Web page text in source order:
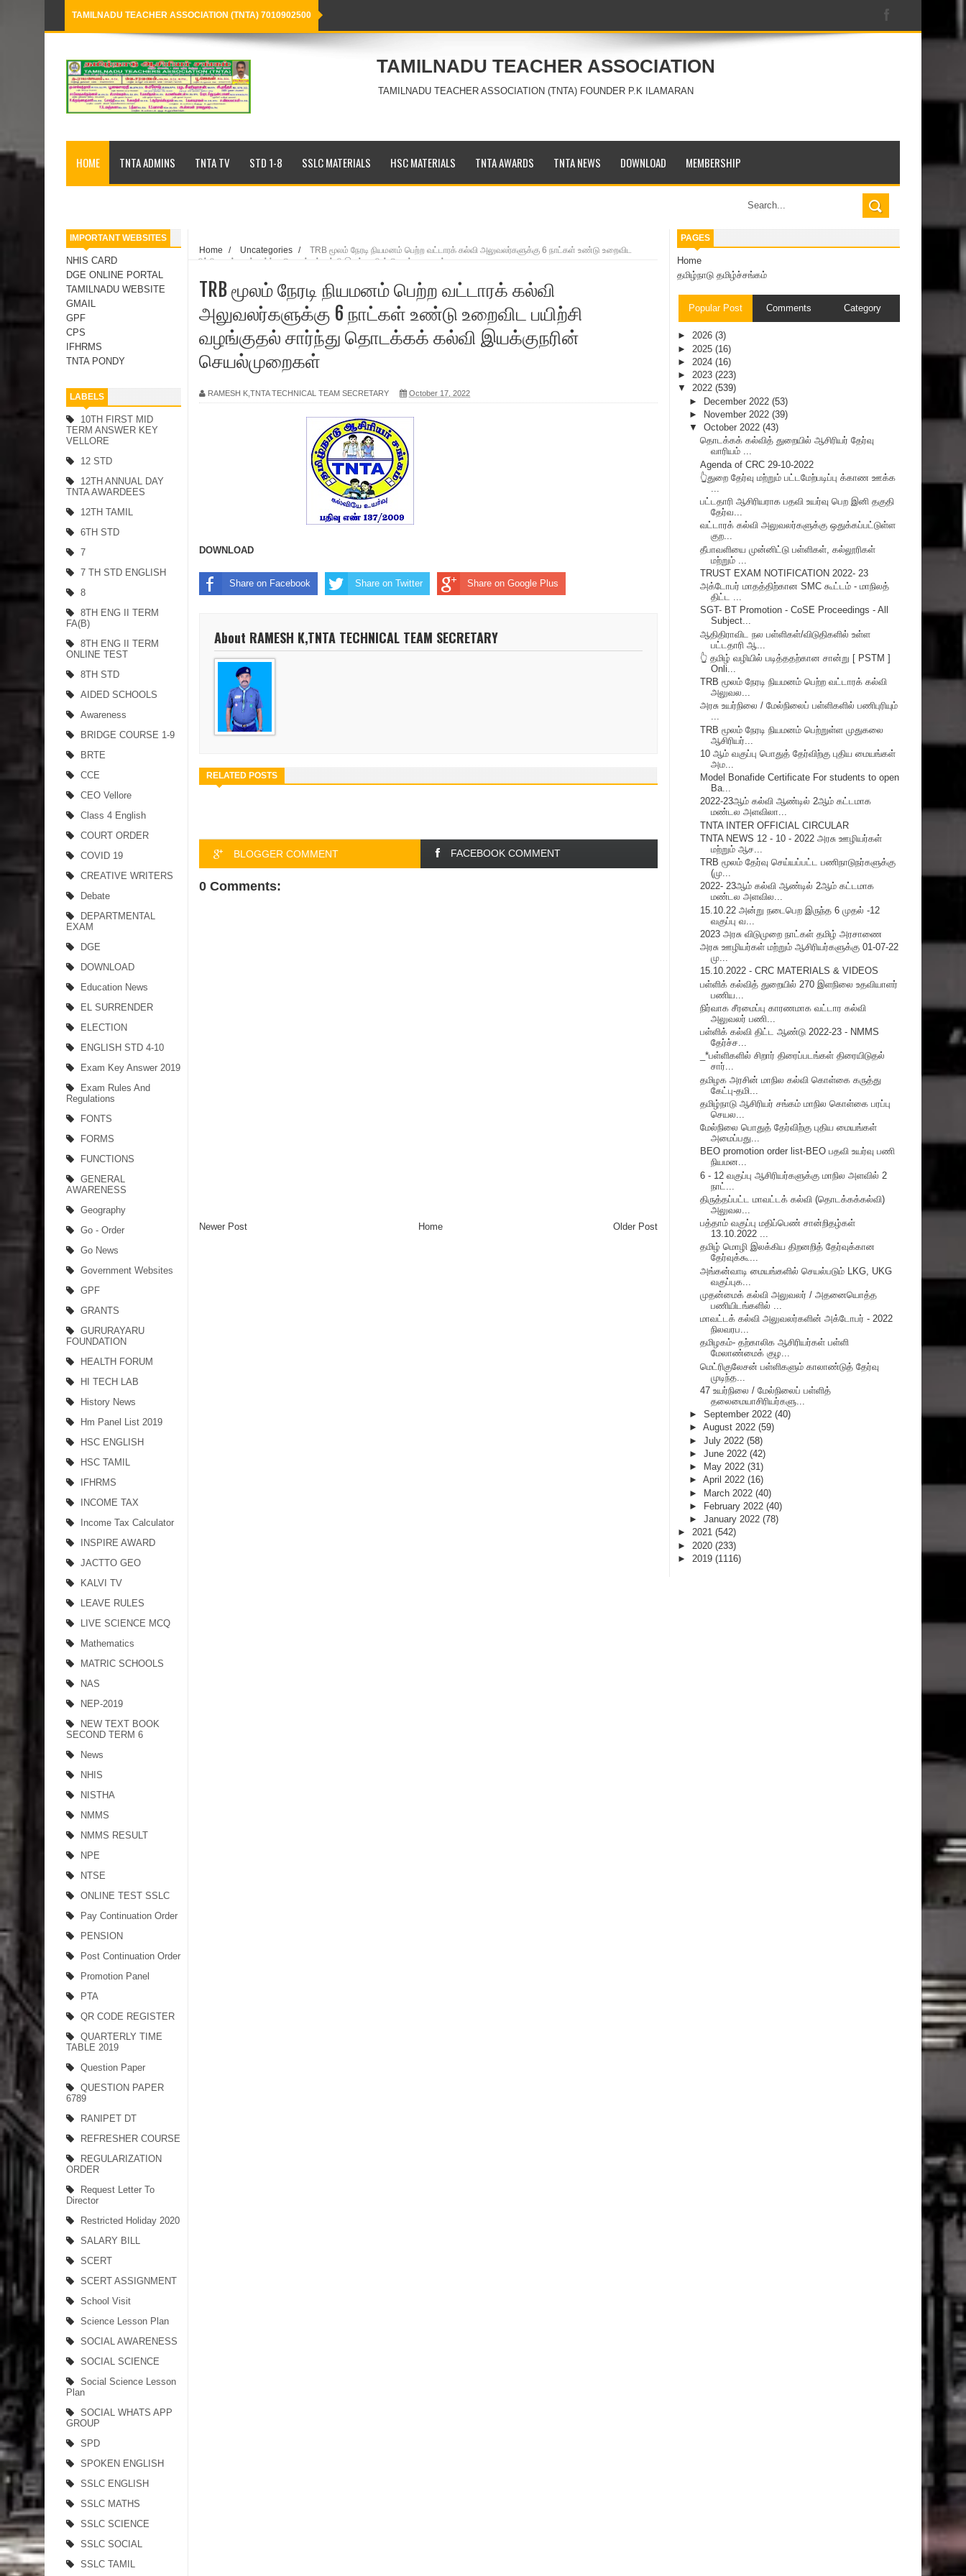
TAMILNADU TEACHER ASSOCIATION (TNTA) 7010902500
Loading...
TAMILNADU TEACHER ASSOCIATION
TAMILNADU TEACHER ASSOCIATION (TNTA) FOUNDER P.K ILAMARAN
HOME TNTA ADMINS TNTA TV STD 1-8 SSLC MATERIALS HSC MATERIALS TNTA AWARDS TNTA NEWS DOWNLOAD MEMBERSHIP
IMPORTANT WEBSITES
NHIS CARD
DGE ONLINE PORTAL
TAMILNADU WEBSITE
GMAIL
GPF
CPS
IFHRMS
TNTA PONDY
LABELS
10TH FIRST MID
TERM ANSWER KEY
VELLORE
12 STD
12TH ANNUAL DAY
TNTA AWARDEES
12TH TAMIL
6TH STD
7
7 TH STD ENGLISH
8
8TH ENG II TERM
FA(B)
8TH ENG II TERM
ONLINE TEST
8TH STD
AIDED SCHOOLS
Awareness
BRIDGE COURSE 1-9
BRTE
CCE
CEO Vellore
Class 4 English
COURT ORDER
COVID 19
CREATIVE WRITERS
Debate
DEPARTMENTAL
EXAM
DGE
DOWNLOAD
Education News
EL SURRENDER
ELECTION
ENGLISH STD 4-10
Exam Key Answer 2019
Exam Rules And
Regulations
FONTS
FORMS
FUNCTIONS
GENERAL
AWARENESS
Geography
Go - Order
Go News
Government Websites
GPF
GRANTS
GURURAYARU
FOUNDATION
HEALTH FORUM
HI TECH LAB
History News
Hm Panel List 2019
HSC ENGLISH
HSC TAMIL
IFHRMS
INCOME TAX
Income Tax Calculator
INSPIRE AWARD
JACTTO GEO
KALVI TV
LEAVE RULES
LIVE SCIENCE MCQ
Mathematics
MATRIC SCHOOLS
NAS
NEP-2019
NEW TEXT BOOK
SECOND TERM 6
News
NHIS
NISTHA
NMMS
NMMS RESULT
NPE
NTSE
ONLINE TEST SSLC
Pay Continuation Order
PENSION
Post Continuation Order
Promotion Panel
PTA
QR CODE REGISTER
QUARTERLY TIME
TABLE 2019
Question Paper
QUESTION PAPER
6789
RANIPET DT
REFRESHER COURSE
REGULARIZATION
ORDER
Request Letter To
Director
Restricted Holiday 2020
SALARY BILL
SCERT
SCERT ASSIGNMENT
School Visit
Science Lesson Plan
SOCIAL AWARENESS
SOCIAL SCIENCE
Social Science Lesson
Plan
SOCIAL WHATS APP
GROUP
SPD
SPOKEN ENGLISH
SSLC ENGLISH
SSLC MATHS
SSLC SCIENCE
SSLC SOCIAL
SSLC TAMIL
Home / Uncategories /
TRB மூலம் நேரடி நியமனம் பெற்ற வட்டாரக் கல்வி அலுவலர்களுக்கு 6 நாட்கள் உண்டு உறைவிட
பயிற்சி வழங்குதல் சார்ந்து தொடக்கக் கல்வி இயக்குநரின் செயல்முறைகள்
TRB மூலம் நேரடி நியமனம் பெற்ற வட்டாரக் கல்வி
அலுவலர்களுக்கு 6 நாட்கள் உண்டு உறைவிட பயிற்சி
வழங்குதல் சார்ந்து தொடக்கக் கல்வி இயக்குநரின்
செயல்முறைகள்
RAMESH K,TNTA TECHNICAL TEAM SECRETARY October 17, 2022
DOWNLOAD
Share on Facebook Share on Twitter Share on Google Plus
About RAMESH K,TNTA TECHNICAL TEAM SECRETARY
RELATED POSTS
BLOGGER COMMENT FACEBOOK COMMENT
0 Comments:
Newer Post Older Post
Home
PAGES
Home
தமிழ்நாடு தமிழ்ச்சங்கம்
Popular Post Comments Category
► 2026 (3)
► 2025 (16)
► 2024 (16)
► 2023 (223)
▼ 2022 (539)
► December 2022 (53)
►
November 2022 (39)
▼ October 2022 (43)
தொடக்கக் கல்வித் துறையில் ஆசிரியர் தேர்வு
வாரியம் ...
Agenda of CRC 29-10-2022
👆துறை தேர்வு மற்றும் பட்டமேற்படிப்பு க்காண ஊக்க
பட்டதாரி ஆசிரியராக பதவி உயர்வு பெற இனி தகுதி
தேர்வ...
வட்டாரக் கல்வி அலுவலர்களுக்கு ஒதுக்கப்பட்டுள்ள
குற...
தீபாவளியை முன்னிட்டு பள்ளிகள், கல்லூரிகள்
மற்றும் ...
TRUST EXAM NOTIFICATION 2022- 23
அக்டோபர் மாதத்திற்கான SMC கூட்டம் - மாநிலத்
திட்ட ...
SGT- BT Promotion - CoSE Proceedings - All
Subject...
ஆதிதிராவிட நல பள்ளிகள்/விடுதிகளில் உள்ள
பட்டதாரி ஆ...
👆 தமிழ் வழியில் படித்ததற்கான சான்று [ PSTM ]
Onli...
TRB மூலம் நேரடி நியமனம் பெற்ற வட்டாரக் கல்வி
அலுவல...
அரசு உயர்நிலை / மேல்நிலைப் பள்ளிகளில் பணிபுரியும்
...
TRB மூலம் நேரடி நியமனம் பெற்றுள்ள முதுகலை
ஆசிரியர்...
10 ஆம் வகுப்பு பொதுத் தேர்விற்கு புதிய மையங்கள்
அம...
Model Bonafide Certificate For students to open
Ba...
2022-23ஆம் கல்வி ஆண்டில் 2ஆம் கட்டமாக
மண்டல அளவிலா...
TNTA INTER OFFICIAL CIRCULAR
TNTA NEWS 12 - 10 - 2022 அரசு ஊழியர்கள்
மற்றும் ஆச...
TRB மூலம் தேர்வு செய்யப்பட்ட பணிநாடுநர்களுக்கு
(மு...
2022- 23ஆம் கல்வி ஆண்டில் 2ஆம் கட்டமாக
மண்டல அளவில...
15.10.22 அன்று நடைபெற இருந்த 6 முதல் -12
வகுப்பு வ...
2023 அரசு விடுமுறை நாட்கள் தமிழ் அரசாணை
அரசு ஊழியர்கள் மற்றும் ஆசிரியர்களுக்கு 01-07-22
மு...
15.10.2022 - CRC MATERIALS & VIDEOS
பள்ளிக் கல்வித் துறையில் 270 இளநிலை உதவியாளர்
பணிய...
நிர்வாக சீரமைப்பு காரணமாக வட்டார கல்வி
அலுவலர் பணி...
பள்ளிக் கல்வி திட்ட ஆண்டு 2022-23 - NMMS
தேர்ச்ச...
_*பள்ளிகளில் சிறார் திரைப்படங்கள் திரையிடுதல்
சார்...
தமிழக அரசின் மாநில கல்வி கொள்கை கருத்து
கேட்பு-தமி...
தமிழ்நாடு ஆசிரியர் சங்கம் மாநில கொள்கை பரப்பு
செயல...
மேல்நிலை பொதுத் தேர்விற்கு புதிய மையங்கள்
அமைப்பது...
BEO promotion order list-BEO பதவி உயர்வு பணி
நியமன...
6 - 12 வகுப்பு ஆசிரியர்களுக்கு மாநில அளவில் 2
நாட்...
திருத்தப்பட்ட மாவட்டக் கல்வி (தொடக்கக்கல்வி)
அலுவல...
பத்தாம் வகுப்பு மதிப்பெண் சான்றிதழ்கள்
13.10.2022 ...
தமிழ் மொழி இலக்கிய திறனறித் தேர்வுக்கான
தேர்வுக்கூ...
அங்கன்வாடி மையங்களில் செயல்படும் LKG, UKG
வகுப்புக...
முதன்மைக் கல்வி அலுவலர் / அதனையொத்த
பணியிடங்களில் ...
மாவட்டக் கல்வி அலுவலர்களின் அக்டோபர் - 2022
நிலவரப...
தமிழகம்- தற்காலிக ஆசிரியர்கள் பள்ளி
மேலாண்மைக் குழ...
மெட்ரிகுலேசன் பள்ளிகளும் காலாண்டுத் தேர்வு
முடிந்த...
47 உயர்நிலை / மேல்நிலைப் பள்ளித்
தலைமையாசிரியர்களு...
► September 2022 (40)
► August 2022 (59)
► July 2022 (58)
► June 2022 (42)
►
May 2022 (31)
► April 2022 (16)
► March 2022 (40)
►
February 2022 (40)
► January 2022 (78)
► 2021 (542)
► 2020 (233)
► 2019 (1116)